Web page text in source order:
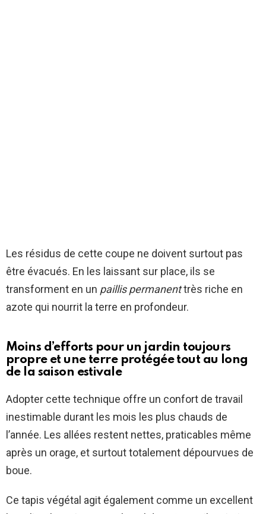
Les résidus de cette coupe ne doivent surtout pas
être évacués. En les laissant sur place, ils se
transforment en un paillis permanenttrès riche en
azote qui nourrit la terre en profondeur.
Moins d’efforts pour un jardin toujours
propre et une terre protégée tout au long
de la saison estivale
Adopter cette technique offre un confort de travail
inestimable durant les mois les plus chauds de
l’année. Les allées restent nettes, praticables même
après un orage, et surtout totalement dépourvues de
boue.
Ce tapis végétal agit également comme un excellent